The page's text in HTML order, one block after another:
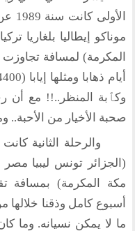
نشاطاتنا
المحاضرات
بيانات
رحلات
ندوات
مركز الدراسات
دراسات في الوسطية
من نحن
نشاطاتنا
موناكو إيطاليا بلغاريا
وكٱبة المنظر..!! مع أن
صحبة الأخيار من الأحبة..
(الجزائر تونس ليبيا مصر
أسبوع كامل وذقنا
ما لا يمكن نسيانه. وما